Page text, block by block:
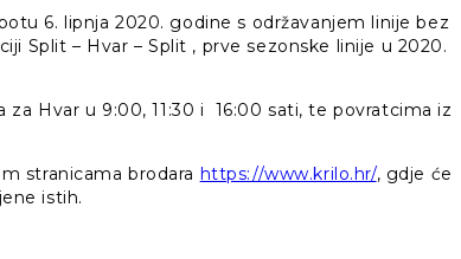
6. lipnja 2020. godine s održavanjem linije bez
Split – Hvar – Split , prve sezonske linije u 2020.
za Hvar u 9:00, 11:30 i 16:00 sati, te povratcima iz
stranicama brodara https://www.krilo.hr/, gdje će
istih.